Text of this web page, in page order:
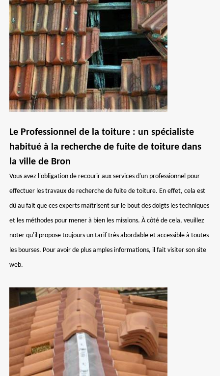
Le Professionnel de la toiture : un spécialiste
habitué à la recherche de fuite de toiture dans
la ville de Bron
Vous avez l'obligation de recourir aux services d'un professionnel pour
effectuer les travaux de recherche de fuite de toiture. En effet, cela est
dû au fait que ces experts maîtrisent sur le bout des doigts les techniques
et les méthodes pour mener à bien les missions. À côté de cela, veuillez
noter qu'il propose toujours un tarif très abordable et accessible à toutes
les bourses. Pour avoir de plus amples informations, il fait visiter son site
web.